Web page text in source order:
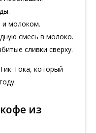
и молоком.
смесь в молоко.
сливки сверху.
Тока, который
из